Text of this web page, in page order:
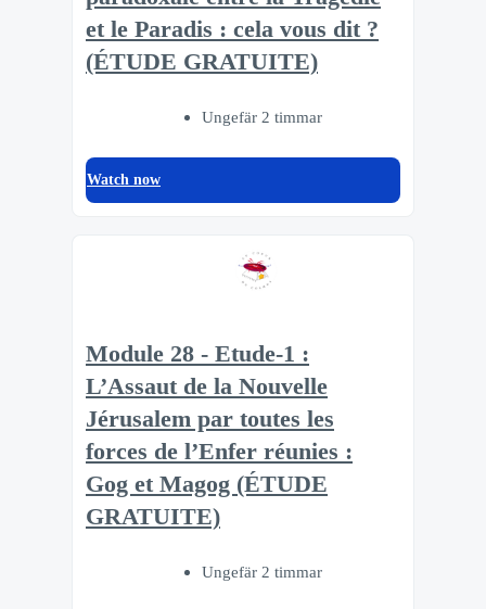
et le Paradis : cela vous dit ?
(ÉTUDE GRATUITE)
Ungefär 2 timmar
Watch now
Module 28 - Etude-1 :
L’Assaut de la Nouvelle
Jérusalem par toutes les
forces de l’Enfer réunies :
Gog et Magog (ÉTUDE
GRATUITE)
Ungefär 2 timmar